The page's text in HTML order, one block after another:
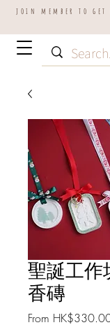
join member to
聖誕工作
香磚
From